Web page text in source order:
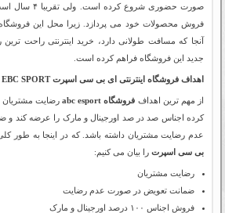
صورت حضوری شروع
فروش محصولات خود می پردازد. زیرا محل این
آنجا که مسافت طولانی دارد، خرید اینترنتی راحت ترین
جدید این فروشگاه فراهم کرده است.
اهداف فروشگاه اینترنتی ای بی سی اسپرت EBC SPORT
از مهم ترین اهداف فروشگاه abc esport
رضایت مشتریان
کرده اجناس صد در صد اورجینال و مارک را عرضه کند و
عدم رضایت مشتریان داشته باشد. که در اینجا به طور
بی سی اسپرت را بیان می کنیم:
رضایت مشتریان
ضمانت تعویض در صورت عدم رضایت
فروش اجناس ۱۰۰ درصد اورجینال و مارک